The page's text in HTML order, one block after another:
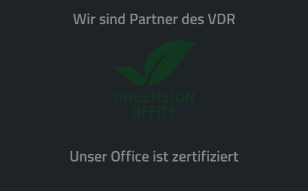
Wir sind Partner des VDR
Unser Office ist zertifiziert